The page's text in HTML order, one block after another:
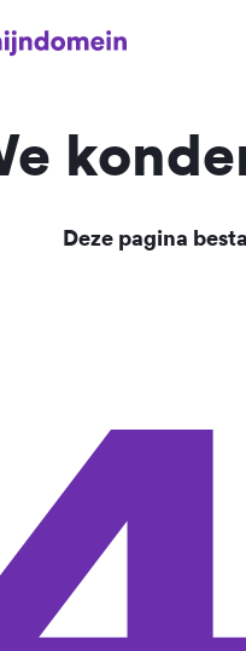
Deze pagina